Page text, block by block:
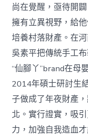
尚在覺醒，亟待開
擁有立異視野，給
培養村落財產。在
吳素平把傳統手工
“仙腳丫”brand在母
2014年碩士研討生
子做成了年夜財產
北。實行證實，吸
力，加強自我造血